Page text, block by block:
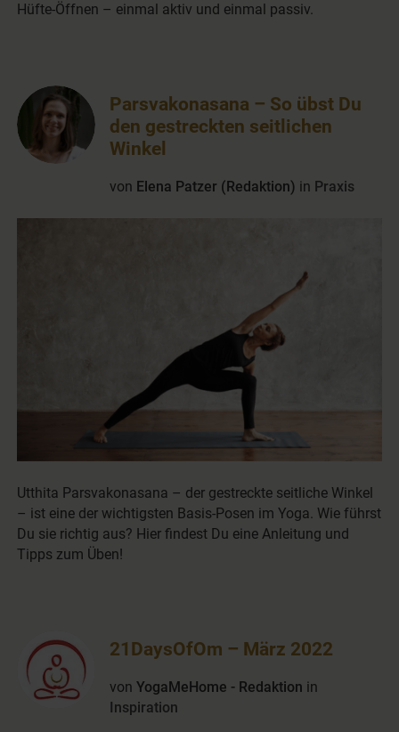
Hüfte-Öffnen – einmal aktiv und einmal passiv.
Utthita Parsvakonasana – der gestreckte seitliche Winkel
– ist eine der wichtigsten Basis-Posen im Yoga. Wie führst
Du sie richtig aus? Hier findest Du eine Anleitung und
Tipps zum Üben!
Parsvakonasana – So übst Du
den gestreckten seitlichen
Winkel
von Elena Patzer (Redaktion) in Praxis
21DaysOfOm – März 2022
vonYogaMeHome - Redaktion in
Inspiration